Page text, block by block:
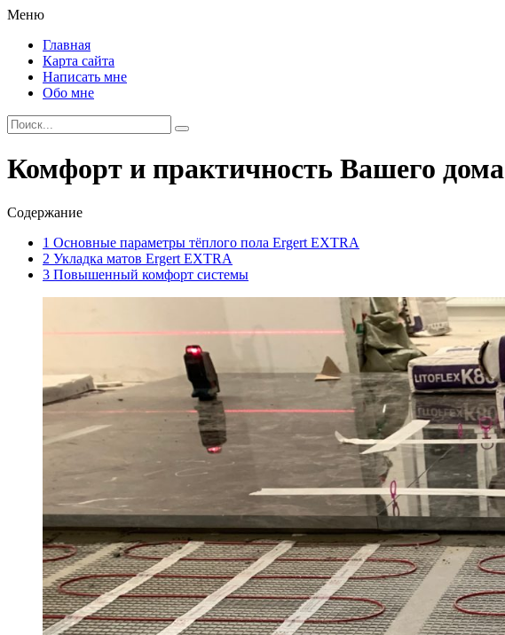
Меню
Главная
Карта сайта
Написать мне
Обо мне
Комфорт и практичность Вашего
Содержание
1 Основные параметры тёплого пола Ergert EXTRA
2 Укладка матов Ergert EXTRA
3 Повышенный комфорт системы